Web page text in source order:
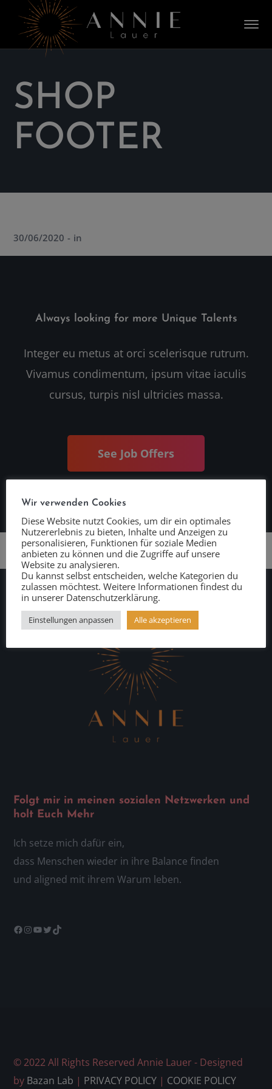
SHOP
FOOTER
30/06/2020 in
Always looking for more Unique Talents
Integer eu metus at orci scelerisque rutrum.
Vivamus condimentum, ipsum vitae iaculis
cursus, turpis nisl ultricies massa.
See Job Offers
Folgt mir in meinen sozialen Netzwerken und
holt Euch Mehr
Ich setze mich dafür ein,
dass Menschen wieder in ihre Balance finden
und aligned mit ihrem Warum leben.
© 2022 All Rights Reserved Annie Lauer - Designed
by Bazan Lab | PRIVACY POLICY | COOKIE POLICY
Wir verwenden Cookies
Diese Website nutzt Cookies, um dir ein optimales
Nutzererlebnis zu bieten, Inhalte und Anzeigen zu
personalisieren, Funktionen für soziale Medien
anbieten zu können und die Zugriffe auf unsere
Website zu analysieren.
Du kannst selbst entscheiden, welche Kategorien du
zulassen möchtest. Weitere Informationen findest du
in unserer Datenschutzerklärung.
Einstellungen anpassen Alle akzeptieren